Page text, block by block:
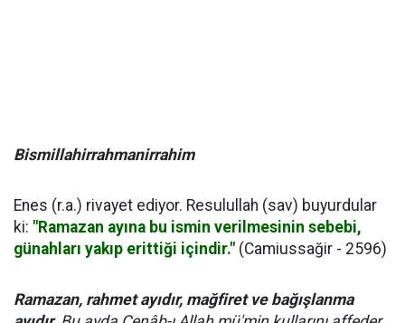
Bismillahirrahmanirrahim
Enes (r.a.) rivayet ediyor. Resulullah (sav) buyurdular
ki: "Ramazan ayına bu ismin verilmesinin sebebi,
günahları yakıp erittiği içindir." (Camiussağir - 2596)
Ramazan, rahmet ayıdır, mağfiret ve bağışlanma